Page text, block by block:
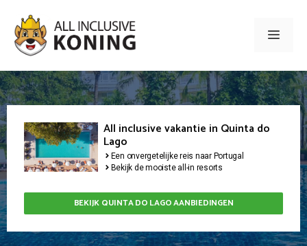
naar
inhoud
Menu
All inclusive vakantie in Quinta do
Lago
Een onvergetelijke reis naar Portugal
Bekijk de mooiste all-in resorts
BEKIJK QUINTA DO LAGO AANBIEDINGEN